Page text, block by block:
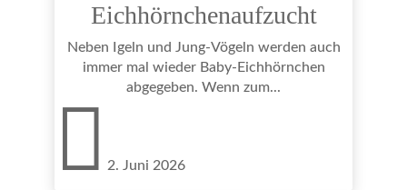
Eichhörnchenaufzucht
Neben Igeln und Jung-Vögeln werden auch
immer mal wieder Baby-Eichhörnchen
abgegeben. Wenn zum...
 2. Juni 2026